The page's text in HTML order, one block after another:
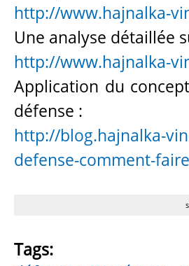
http://www.hajnalka-
Une analyse détaillée
http://www.hajnalka-
Application du
défense :
http://blog.hajnalka-
defense-comment-
Tags: